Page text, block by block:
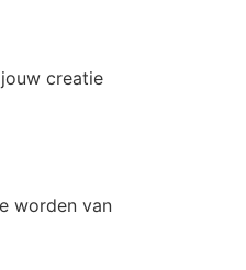
creatie
worden van